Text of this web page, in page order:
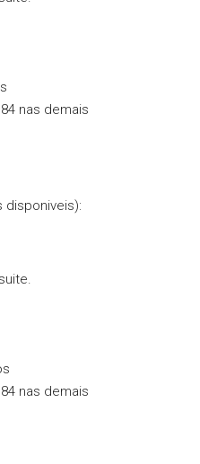
nas demais
disponiveis):
nas demais